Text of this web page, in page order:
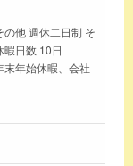
他 週休二日制 そ
日数 10日
年始休暇、会社